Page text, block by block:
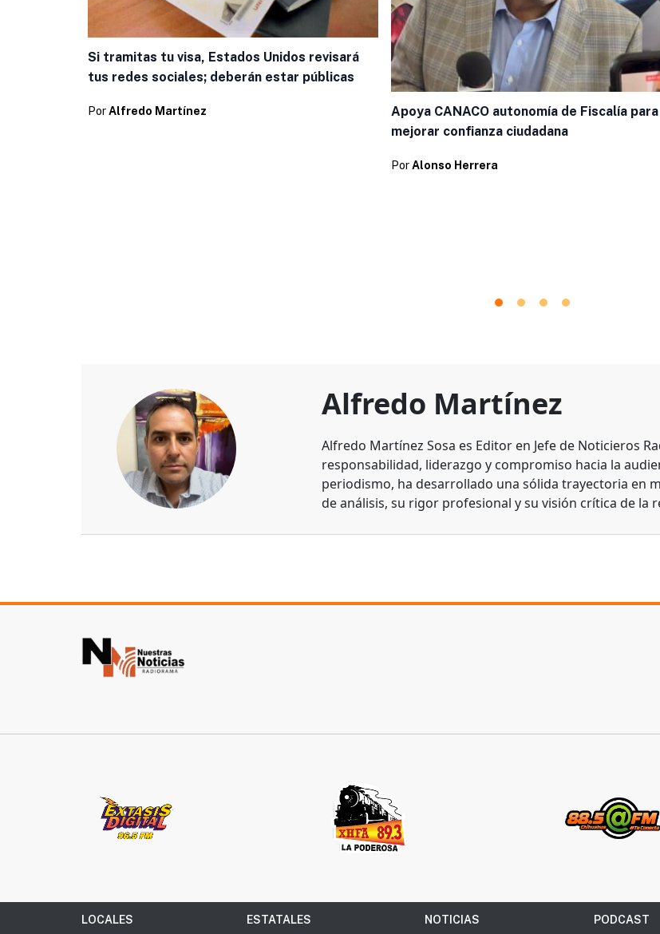
Si tramitas tu visa, Estados Unidos revisará
tus redes sociales; deberán estar públicas
PorAlfredo Martínez
Apoya CANACO autonomía de Fiscalía para
mejorar confianza ciudadana
PorAlonso Herrera
Alfredo Martínez
Alfredo Martínez Sosa es Editor en Jefe de Noticieros
responsabilidad, liderazgo y compromiso hacia la
periodismo, ha desarrollado una sólida trayectoria en
de análisis, su rigor profesional y su visión crítica de la
LOCALES ESTATALES NOTICIAS PODCAST